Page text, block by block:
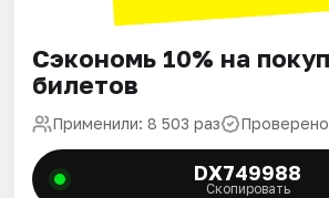
Сэкономь 10% на
билетов
Применили: 8 503 раз
DX749988
Скопировать